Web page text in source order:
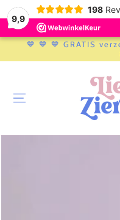
9,9
198
GA NAAR
💙 💙 💙 GRATIS